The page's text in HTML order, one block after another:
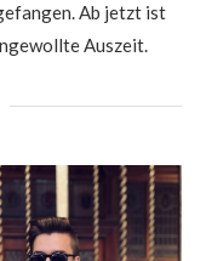
Ab jetzt ist
Auszeit.